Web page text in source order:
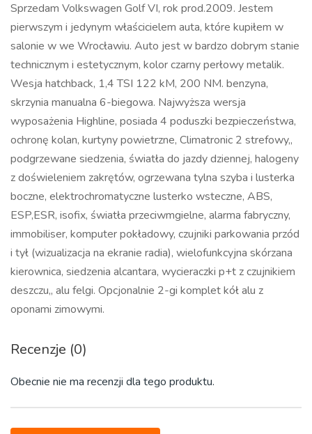
Sprzedam Volkswagen Golf VI, rok prod.2009. Jestem
pierwszym i jedynym właścicielem auta, które kupiłem w
salonie w we Wrocławiu. Auto jest w bardzo dobrym stanie
technicznym i estetycznym, kolor czarny perłowy metalik.
Wesja hatchback, 1,4 TSI 122 kM, 200 NM. benzyna,
skrzynia manualna 6-biegowa. Najwyższa wersja
wyposażenia Highline, posiada 4 poduszki bezpieczeństwa,
ochronę kolan, kurtyny powietrzne, Climatronic 2 strefowy,,
podgrzewane siedzenia, światła do jazdy dziennej, halogeny
z doświeleniem zakrętów, ogrzewana tylna szyba i lusterka
boczne, elektrochromatyczne lusterko wsteczne, ABS,
ESP,ESR, isofix, światła przeciwmgielne, alarma fabryczny,
immobiliser, komputer pokładowy, czujniki parkowania przód
i tył (wizualizacja na ekranie radia), wielofunkcyjna skórzana
kierownica, siedzenia alcantara, wycieraczki p+t z czujnikiem
deszczu,, alu felgi. Opcjonalnie 2-gi komplet kół alu z
oponami zimowymi.
Recenzje (0)
Obecnie nie ma recenzji dla tego produktu.